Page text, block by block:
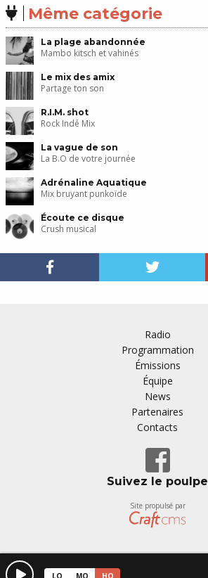
LQ MQ HQ
Même catégorie
La plage abandonnée
Mambo kitsch et vahinés
Le mix des amix
Partage ton son
R.I.M. shot
Rock Indé Mix
La vague de son
La B.O de votre journée
Adrénaline Aquatique
Mix bruyant punkoïde
Écoute ce disque
Crush musical
Radio
Programmation
Émissions
Équipe
News
Partenaires
Contacts
Suivez le poulpe
Site propulsé par